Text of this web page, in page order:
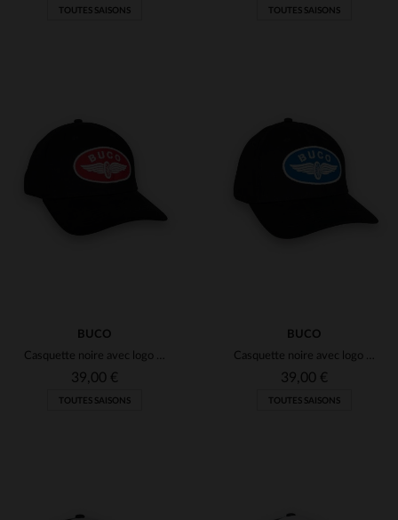
TAILLES DISPONIBLES
TOUTES SAISONS
TAILLES DISPONIBLES
TOUTES SAISONS
BUCO
Casquette noire avec logo roue ailée rouge et blanc
39,00 €
TOUTES SAISONS
BUCO
Casquette noire avec logo roue ailée bleu et blanc
39,00 €
TOUTES SAISONS